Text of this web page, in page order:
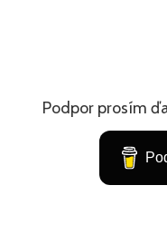
Podpor prosím